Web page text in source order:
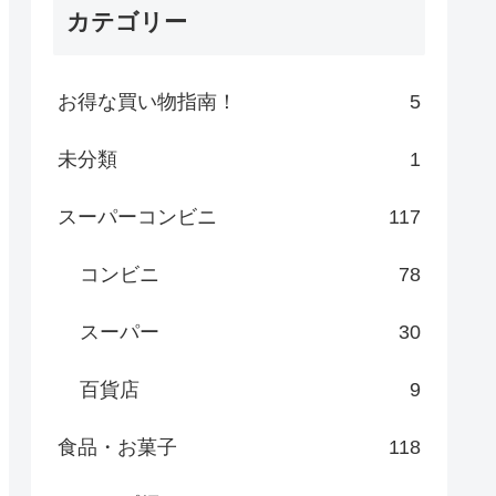
カテゴリー
お得な買い物指南！ 5
未分類 1
スーパーコンビニ 117
コンビニ 78
スーパー 30
百貨店 9
食品・お菓子 118